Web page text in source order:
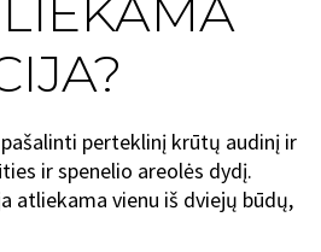
perteklinį krūtų audinį ir
ir spenelio areolės dydį.
atliekama vienu iš dviejų būdų,